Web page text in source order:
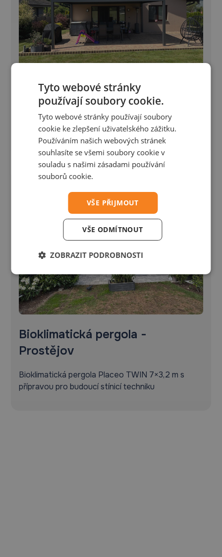
Bioklimatická pergola - Petřvald
Bioklimatická pergola Placeo 6,1×4,5 m s přípravou
pro Winterpacket
Bioklimatická pergola -
Prostějov
Bioklimatická pergola Placeo TWIN 7×3,2 m s
přípravou pro budoucí stínicí techniku
Tyto webové stránky
používají soubory cookie.
Tyto webové stránky používají soubory
cookie ke zlepšení uživatelského zážitku.
Používáním našich webových stránek
souhlasíte se všemi soubory cookie v
souladu s našimi zásadami používání
souborů cookie.
VŠE PŘIJMOUT
VŠE ODMÍTNOUT
ZOBRAZIT PODROBNOSTI